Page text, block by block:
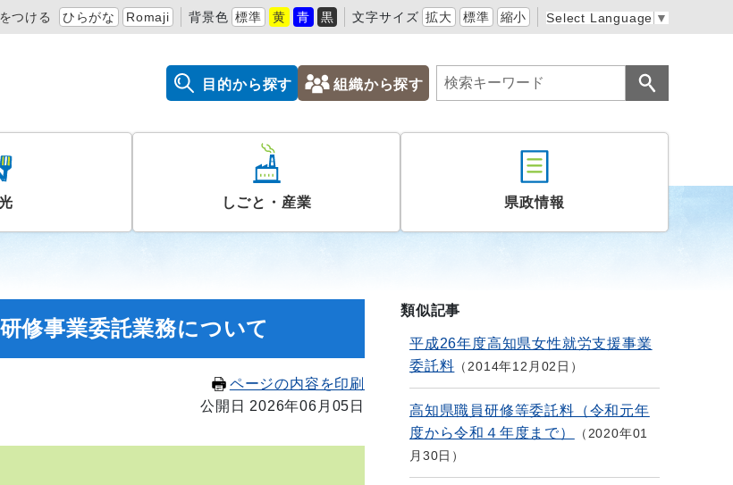
つける ひらがな Romaji 背景色 標準 黄 青 黒 文字サイズ 拡大 標準 縮小 Select Language ▼
目的から探す 組織から探す
しごと・産業 県政情報
修事業委託業務について
ページの内容を印刷
公開日 2026年06月05日
類似記事
平成26年度高知県女性就労支援事業
委託料
2014年12月02日
高知県職員研修等委託料（令和元年
度から令和４年度まで）
2020年01
月30日